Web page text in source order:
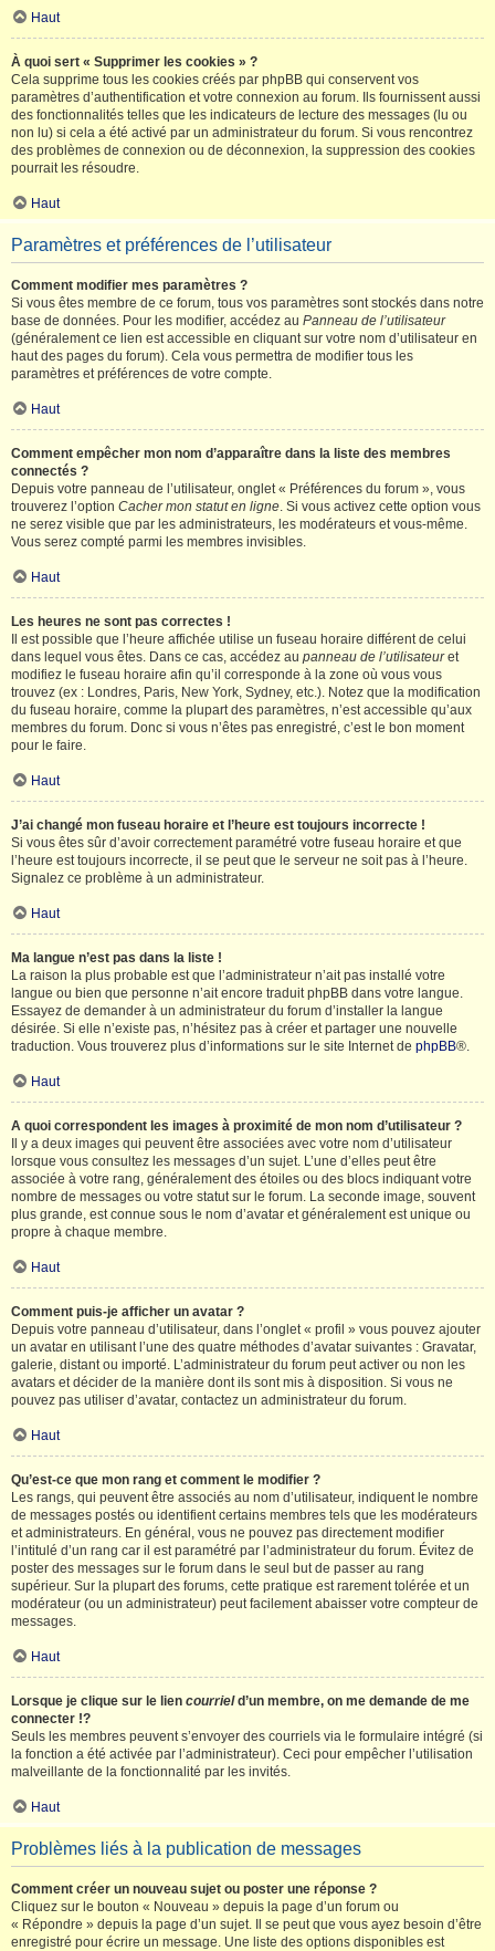
Haut
À quoi sert « Supprimer les cookies » ?
Cela supprime tous les cookies créés par phpBB qui conservent vos
paramètres d’authentification et votre connexion au forum. Ils fournissent aussi
des fonctionnalités telles que les indicateurs de lecture des messages (lu ou
non lu) si cela a été activé par un administrateur du forum. Si vous rencontrez
des problèmes de connexion ou de déconnexion, la suppression des cookies
pourrait les résoudre.
Haut
Paramètres et préférences de l’utilisateur
Comment modifier mes paramètres ?
Si vous êtes membre de ce forum, tous vos paramètres sont stockés dans notre
base de données. Pour les modifier, accédez au Panneau de l’utilisateur
(généralement ce lien est accessible en cliquant sur votre nom d’utilisateur en
haut des pages du forum). Cela vous permettra de modifier tous les
paramètres et préférences de votre compte.
Haut
Comment empêcher mon nom d’apparaître dans la liste des membres
connectés ?
Depuis votre panneau de l’utilisateur, onglet « Préférences du forum », vous
trouverez l’option Cacher mon statut en ligne. Si vous activez cette option vous
ne serez visible que par les administrateurs, les modérateurs et vous-même.
Vous serez compté parmi les membres invisibles.
Haut
Les heures ne sont pas correctes !
Il est possible que l’heure affichée utilise un fuseau horaire différent de celui
dans lequel vous êtes. Dans ce cas, accédez au panneau de l’utilisateuret
modifiez le fuseau horaire afin qu’il corresponde à la zone où vous vous
trouvez (ex : Londres, Paris, New York, Sydney, etc.). Notez que la modification
du fuseau horaire, comme la plupart des paramètres, n’est accessible qu’aux
membres du forum. Donc si vous n’êtes pas enregistré, c’est le bon moment
pour le faire.
Haut
J’ai changé mon fuseau horaire et l’heure est toujours incorrecte !
Si vous êtes sûr d’avoir correctement paramétré votre fuseau horaire et que
l’heure est toujours incorrecte, il se peut que le serveur ne soit pas à l’heure.
Signalez ce problème à un administrateur.
Haut
Ma langue n’est pas dans la liste !
La raison la plus probable est que l’administrateur n’ait pas installé votre
langue ou bien que personne n’ait encore traduit phpBB dans votre langue.
Essayez de demander à un administrateur du forum d’installer la langue
désirée. Si elle n’existe pas, n’hésitez pas à créer et partager une nouvelle
traduction. Vous trouverez plus d’informations sur le site Internet de phpBB®.
Haut
A quoi correspondent les images à proximité de mon nom d’utilisateur ?
Il y a deux images qui peuvent être associées avec votre nom d’utilisateur
lorsque vous consultez les messages d’un sujet. L’une d’elles peut être
associée à votre rang, généralement des étoiles ou des blocs indiquant votre
nombre de messages ou votre statut sur le forum. La seconde image, souvent
plus grande, est connue sous le nom d’avatar et généralement est unique ou
propre à chaque membre.
Haut
Comment puis-je afficher un avatar ?
Depuis votre panneau d’utilisateur, dans l’onglet « profil » vous pouvez ajouter
un avatar en utilisant l’une des quatre méthodes d’avatar suivantes : Gravatar,
galerie, distant ou importé. L’administrateur du forum peut activer ou non les
avatars et décider de la manière dont ils sont mis à disposition. Si vous ne
pouvez pas utiliser d’avatar, contactez un administrateur du forum.
Haut
Qu’est-ce que mon rang et comment le modifier ?
Les rangs, qui peuvent être associés au nom d’utilisateur, indiquent le nombre
de messages postés ou identifient certains membres tels que les modérateurs
et administrateurs. En général, vous ne pouvez pas directement modifier
l’intitulé d’un rang car il est paramétré par l’administrateur du forum. Évitez de
poster des messages sur le forum dans le seul but de passer au rang
supérieur. Sur la plupart des forums, cette pratique est rarement tolérée et un
modérateur (ou un administrateur) peut facilement abaisser votre compteur de
messages.
Haut
Lorsque je clique sur le lien courrield’un membre, on me demande de me
connecter !?
Seuls les membres peuvent s’envoyer des courriels via le formulaire intégré (si
la fonction a été activée par l’administrateur). Ceci pour empêcher l’utilisation
malveillante de la fonctionnalité par les invités.
Haut
Problèmes liés à la publication de messages
Comment créer un nouveau sujet ou poster une réponse ?
Cliquez sur le bouton « Nouveau » depuis la page d’un forum ou
« Répondre » depuis la page d’un sujet. Il se peut que vous ayez besoin d’être
enregistré pour écrire un message. Une liste des options disponibles est